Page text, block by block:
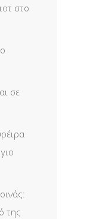
στο
σε
της